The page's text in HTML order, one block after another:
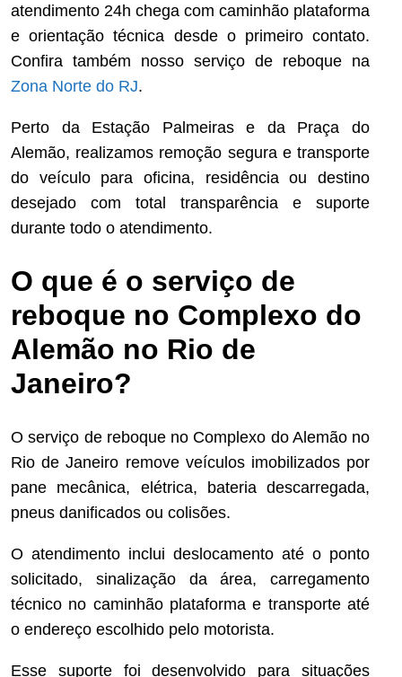
atendimento 24h chega com caminhão plataforma
e orientação técnica desde o primeiro contato.
Confira também nosso serviço de reboque na
Zona Norte do RJ.
Perto da Estação Palmeiras e da Praça do
Alemão, realizamos remoção segura e transporte
do veículo para oficina, residência ou destino
desejado com total transparência e suporte
durante todo o atendimento.
O que é o serviço de
reboque no Complexo do
Alemão no Rio de
Janeiro?
O serviço de reboque no Complexo do Alemão no
Rio de Janeiro remove veículos imobilizados por
pane mecânica, elétrica, bateria descarregada,
pneus danificados ou colisões.
O atendimento inclui deslocamento até o ponto
solicitado, sinalização da área, carregamento
técnico no caminhão plataforma e transporte até
o endereço escolhido pelo motorista.
Esse suporte foi desenvolvido para situações